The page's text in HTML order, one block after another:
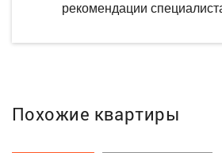
рекомендации
Похожие квартиры